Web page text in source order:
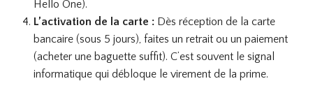
Hello One).
L’activation de la carte :Dès réception de la carte
bancaire (sous 5 jours), faites un retrait ou un paiement
(acheter une baguette suffit). C’est souvent le signal
informatique qui débloque le virement de la prime.